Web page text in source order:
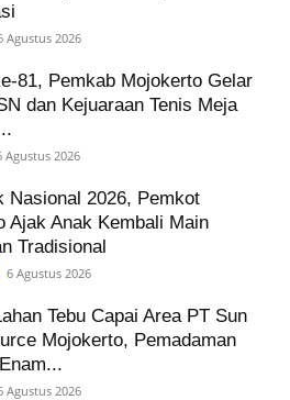
Agustus 2026
81, Pemkab Mojokerto Gelar
dan Kejuaraan Tenis Meja
Agustus 2026
Nasional 2026, Pemkot
Ajak Anak Kembali Main
Tradisional
6 Agustus 2026
Tebu Capai Area PT Sun
Mojokerto, Pemadaman
Agustus 2026